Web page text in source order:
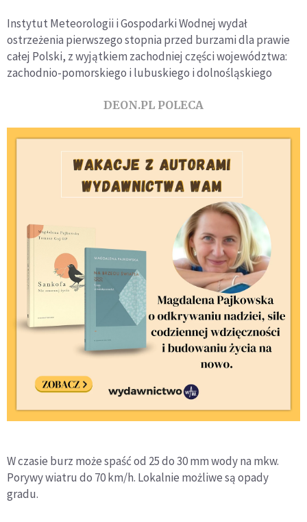
Instytut Meteorologii i Gospodarki Wodnej wydał
ostrzeżenia pierwszego stopnia przed burzami dla prawie
całej Polski, z wyjątkiem zachodniej części województwa:
zachodnio-pomorskiego i lubuskiego i dolnośląskiego
DEON.PL POLECA
W czasie burz może spaść od 25 do 30 mm wody na mkw.
Porywy wiatru do 70 km/h. Lokalnie możliwe są opady
gradu.